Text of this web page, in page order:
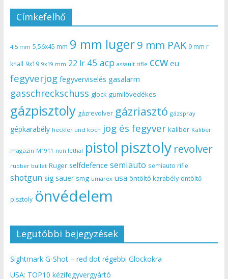
Címkefelhő
4,5 mm 5,56x45 mm 9 mm luger9 mm PAK 9 mm r
knall 9x19 9x19 mm 22 lr 45 acp assault rifle ccw eu
fegyverjog fegyverviselés gasalarm
gasschreckschuss glock gumilövedékes
gázpisztoly gázrevolver gázriasztó gázspray
gépkarabély heckler und koch jog és fegyver kaliber Kaliber
magazin M1911 non lethal pistol pisztoly revolver
rubber bullet Ruger selfdefence semiauto semiauto rifle
shotgun sig sauer smg umarex usa öntöltő karabély öntöltő
pisztoly önvédelem
Legutóbbi bejegyzések
Sightmark G-Shot – red dot régebbi Glockokra
USA: TOP10 kézifegyvergyártó